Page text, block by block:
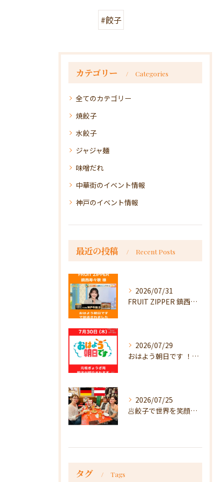
#餃子
カテゴリー Categories
全てのカテゴリー
焼餃子
水餃子
ジャジャ麺
味噌だれ
中華街のイベント情報
神戸のイベント情報
最近の投稿 Recent Posts
2026/07/31
FRUIT ZIPPER 鎮西寿々歌様が！
2026/07/29
おはよう朝日です ！で放送
2026/07/25
🥟餃子で世界を笑顔に🥟
タグ Tags